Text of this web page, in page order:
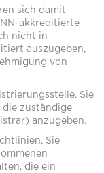
sich damit
akkreditierte
nicht in
auszugeben,
von
Sie
die zuständige
anzugeben.
Sie
die ein